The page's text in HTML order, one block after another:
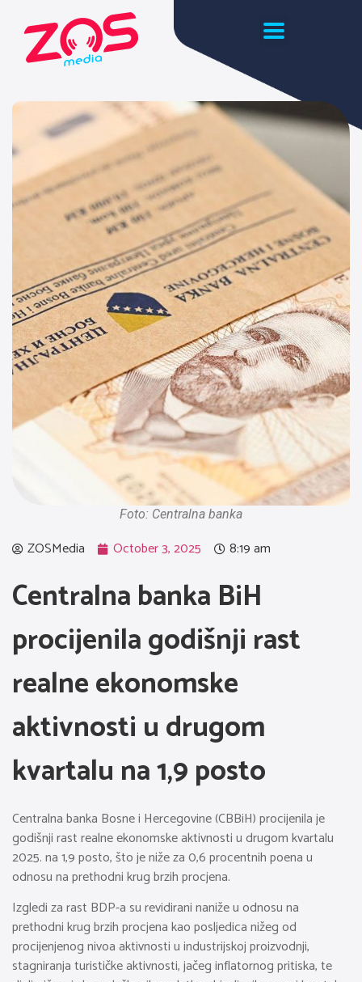
Foto: Centralna banka
ZOSMedia October 3, 2025 8:19 am
Centralna banka BiH
procijenila godišnji rast
realne ekonomske
aktivnosti u drugom
kvartalu na 1,9 posto
Centralna banka Bosne i Hercegovine (CBBiH) procijenila je
godišnji rast realne ekonomske aktivnosti u drugom kvartalu
2025. na 1,9 posto, što je niže za 0,6 procentnih poena u
odnosu na prethodni krug brzih procjena.
Izgledi za rast BDP-a su revidirani naniže u odnosu na
prethodni krug brzih procjena kao posljedica nižeg od
procijenjenog nivoa aktivnosti u industrijskoj proizvodnji,
stagniranja turističke aktivnosti, jačeg inflatornog pritiska, te